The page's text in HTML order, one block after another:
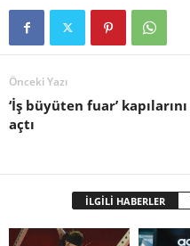
Önceki Yazı
‘İş büyüten fuar’ kapılarını
açtı
İLGİLİ HABERLER